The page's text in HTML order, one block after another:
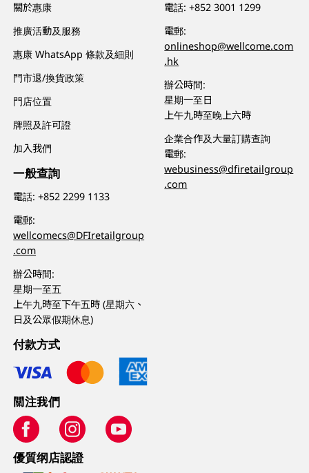
關於惠康
推廣活動及服務
惠康 WhatsApp 條款及細則
門市退/換貨政策
門店位置
牌照及許可證
加入我們
一般查詢
電話:+852 2299 1133
電郵:
wellcomecs@DFIretailgroup
.com
辦公時間:
星期一至五
上午九時至下午五時 (星期六、
日及公眾假期休息)
電話:+852 3001 1299
電郵:
onlineshop@wellcome.com
.hk
辦公時間:
星期一至日
上午九時至晚上六時
企業合作及大量訂購查詢
電郵:
webusiness@dfiretailgroup
.com
付款方式
關注我們
優質纲店認證